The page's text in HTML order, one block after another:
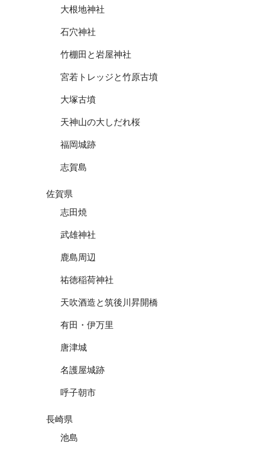
大根地神社
石穴神社
竹棚田と岩屋神社
宮若トレッジと竹原古墳
大塚古墳
天神山の大しだれ桜
福岡城跡
志賀島
佐賀県
志田焼
武雄神社
鹿島周辺
祐徳稲荷神社
天吹酒造と筑後川昇開橋
有田・伊万里
唐津城
名護屋城跡
呼子朝市
長崎県
池島